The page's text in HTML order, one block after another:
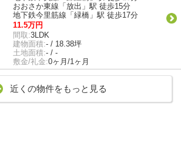
おおさか東線「放出」駅 徒歩15分
地下鉄今里筋線「緑橋」駅 徒歩17分
11.5万円
間取:3LDK
建物面積:- / 18.38坪
土地面積:- / -
敷金/礼金:0ヶ月/1ヶ月
近くの物件をもっと見る